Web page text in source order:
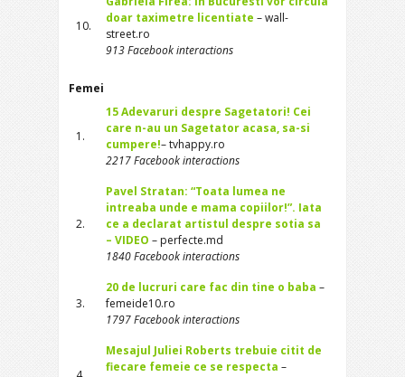
10.
doar taximetre licentiate – wall-
street.ro
913 Facebook interactions
Femei
1.
15 Adevaruri despre Sagetatori! Cei
care n-au un Sagetator acasa, sa-si
cumpere!– tvhappy.ro
2217 Facebook interactions
2.
Pavel Stratan: “Toata lumea ne
intreaba unde e mama copiilor!”. Iata
ce a declarat artistul despre sotia sa
– VIDEO – perfecte.md
1840 Facebook interactions
3.
20 de lucruri care fac din tine o baba –
femeide10.ro
1797 Facebook interactions
Mesajul Juliei Roberts trebuie citit de
fiecare femeie ce se respecta –